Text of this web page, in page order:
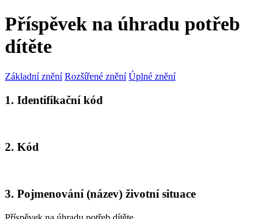
Příspěvek na úhradu potřeb
dítěte
Základní znění Rozšířené znění Úplné znění
1. Identifikační kód
2. Kód
3. Pojmenování (název) životní situace